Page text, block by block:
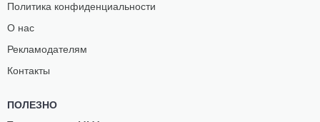
Политика конфиденциальности
О нас
Рекламодателям
Контакты
ПОЛЕЗНО